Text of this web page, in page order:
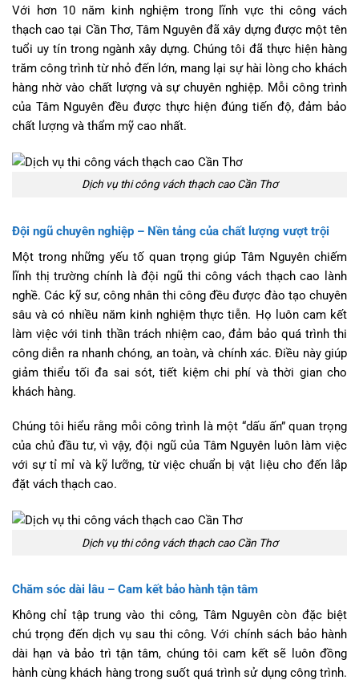
Với hơn 10 năm kinh nghiệm trong lĩnh vực thi công vách
thạch cao tại Cần Thơ, Tâm Nguyên đã xây dựng được một tên
tuổi uy tín trong ngành xây dựng. Chúng tôi đã thực hiện hàng
trăm công trình từ nhỏ đến lớn, mang lại sự hài lòng cho khách
hàng nhờ vào chất lượng và sự chuyên nghiệp. Mỗi công trình
của Tâm Nguyên đều được thực hiện đúng tiến độ, đảm bảo
chất lượng và thẩm mỹ cao nhất.
Dịch vụ thi công vách thạch cao Cần Thơ
Đội ngũ chuyên nghiệp – Nền tảng của chất lượng vượt trội
Một trong những yếu tố quan trọng giúp Tâm Nguyên chiếm
lĩnh thị trường chính là đội ngũ thi công vách thạch cao lành
nghề. Các kỹ sư, công nhân thi công đều được đào tạo chuyên
sâu và có nhiều năm kinh nghiệm thực tiễn. Họ luôn cam kết
làm việc với tinh thần trách nhiệm cao, đảm bảo quá trình thi
công diễn ra nhanh chóng, an toàn, và chính xác. Điều này giúp
giảm thiểu tối đa sai sót, tiết kiệm chi phí và thời gian cho
khách hàng.
Chúng tôi hiểu rằng mỗi công trình là một “dấu ấn” quan trọng
của chủ đầu tư, vì vậy, đội ngũ của Tâm Nguyên luôn làm việc
với sự tỉ mỉ và kỹ lưỡng, từ việc chuẩn bị vật liệu cho đến lắp
đặt vách thạch cao.
Dịch vụ thi công vách thạch cao Cần Thơ
Chăm sóc dài lâu – Cam kết bảo hành tận tâm
Không chỉ tập trung vào thi công, Tâm Nguyên còn đặc biệt
chú trọng đến dịch vụ sau thi công. Với chính sách bảo hành
dài hạn và bảo trì tận tâm, chúng tôi cam kết sẽ luôn đồng
hành cùng khách hàng trong suốt quá trình sử dụng công trình.